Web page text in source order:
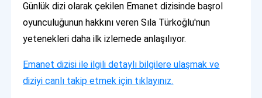
Günlük dizi olarak çekilen Emanet dizisinde başrol
oyunculuğunun hakkını veren Sıla Türkoğlu'nun
yetenekleri daha ilk izlemede anlaşılıyor.
Emanet dizisi ile ilgili detaylı bilgilere ulaşmak ve
diziyi canlı takip etmek için tıklayınız.